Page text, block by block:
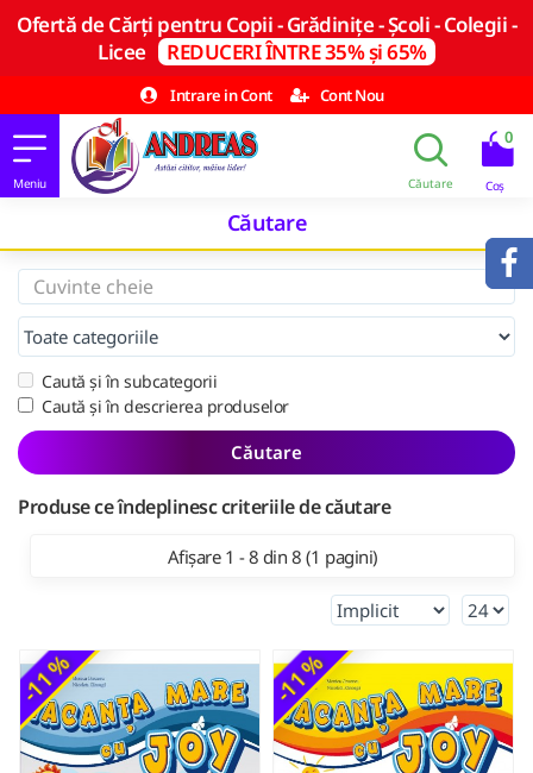
Ofertă de Cărți pentru Copii - Grădinițe - Școli - Colegii -
Licee REDUCERI ÎNTRE 35% și 65%
Intrare in Cont
Cont Nou
0
Căutare
Caută și în subcategorii
Caută și în descrierea produselor
Căutare
Produse ce îndeplinesc criteriile de căutare
Afișare 1 - 8 din 8 (1 pagini)
-11 % -11 %